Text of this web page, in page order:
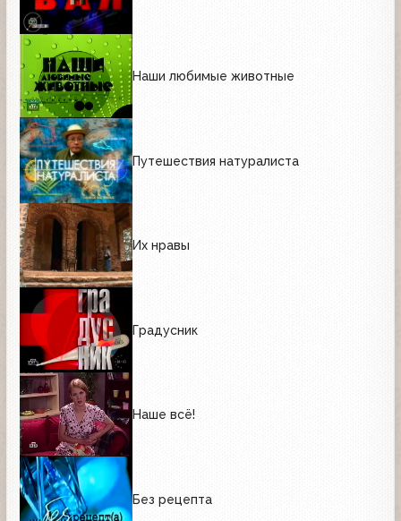
Наши любимые животные
Путешествия натуралиста
Их нравы
Градусник
Наше всё!
Без рецепта